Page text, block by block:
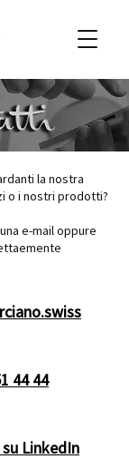
la nostra
o i nostri prodotti?
e-mail oppure
44 44
LinkedIn